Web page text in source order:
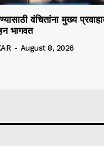
वंचितांना मुख्य
भागवत
- August 8, 2026